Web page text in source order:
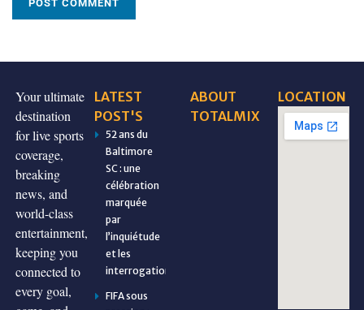
Your ultimate
destination
for live sports
coverage,
breaking
news, and
world-class
entertainment,
keeping you
connected to
every goal,
LATEST
POST'S
52 ans du
Baltimore
SC : une
célébration
marquée
par
l’inquiétude
et les
interrogations
FIFA sous
ABOUT
TOTALMIX
LOCATION